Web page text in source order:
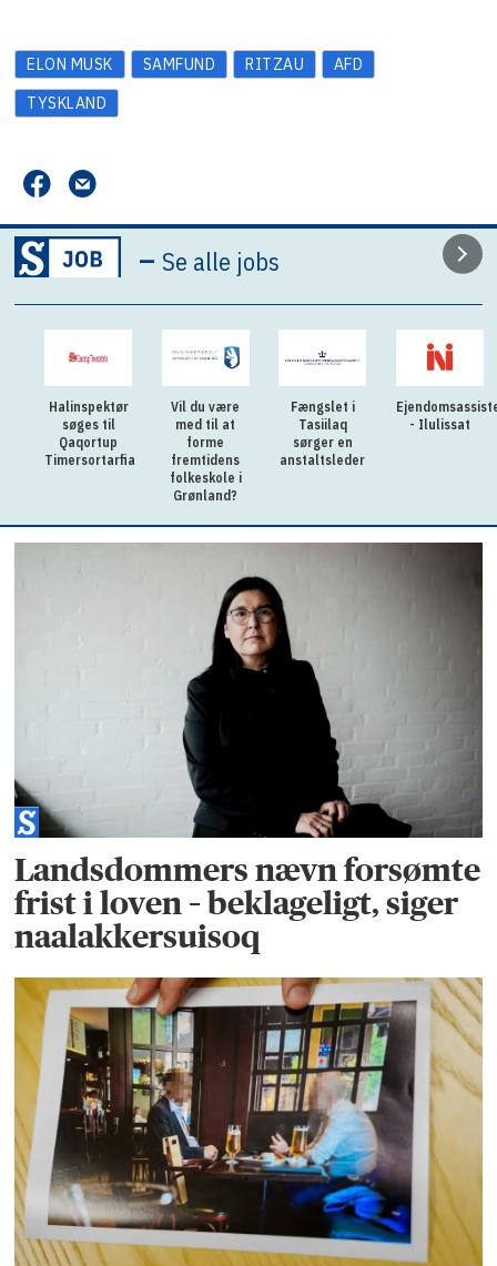
ELON MUSK SAMFUND RITZAU
AFD
TYSKLAND
–Se alle jobs
Halinspektør
søges til
Qaqortup
Timersortarfia
Vil du være
med til at
forme
fremtidens
folkeskole i
Grønland?
Fængslet i
Tasiilaq
sørger en
anstaltsleder
- Ilulissat
Landsdommers nævn forsømte
frist i loven – beklageligt, siger
naalakkersuisoq